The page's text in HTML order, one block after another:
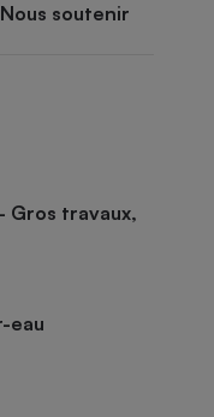
Nous soutenir
Gros travaux,
eau